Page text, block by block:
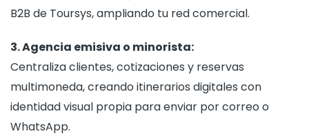
B2B de Toursys, ampliando tu red comercial.
3. Agencia emisiva o minorista:
Centraliza clientes, cotizaciones y reservas
multimoneda, creando itinerarios digitales con
identidad visual propia para enviar por correo o
WhatsApp.